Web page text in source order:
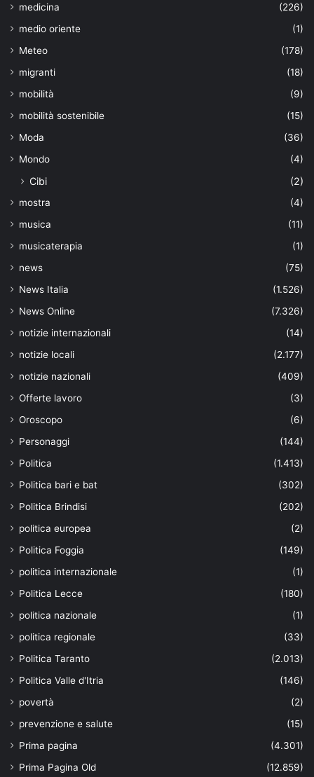
medicina
(226)
medio oriente
(1)
Meteo
(178)
migranti
(18)
mobilità
(9)
mobilità sostenibile
(15)
Moda
(36)
Mondo
(4)
Cibi (2)
mostra
(4)
musica
(11)
musicaterapia
(1)
news
(75)
News Italia
(1.526)
News Online
(7.326)
notizie internazionali
(14)
notizie locali
(2.177)
notizie nazionali
(409)
Offerte lavoro
(3)
Oroscopo
(6)
Personaggi
(144)
Politica
(1.413)
Politica bari e bat
(302)
Politica Brindisi
(202)
politica europea
(2)
Politica Foggia
(149)
politica internazionale
(1)
Politica Lecce
(180)
politica nazionale
(1)
politica regionale
(33)
Politica Taranto
(2.013)
Politica Valle d'Itria
(146)
povertà
(2)
prevenzione e salute
(15)
Prima pagina
(4.301)
Prima Pagina Old
(12.859)